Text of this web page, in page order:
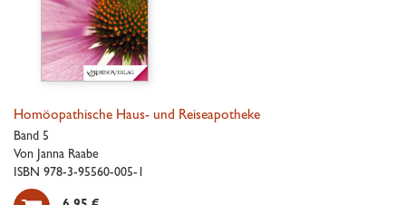
Homöopathische Haus- und Reiseapotheke
Band 5
Von Janna Raabe
ISBN 978-3-95560-005-1